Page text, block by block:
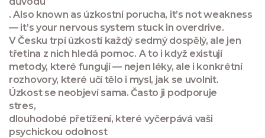
. Also known as úzkostní porucha, it’s not weakness
— it’s your nervous system stuck in overdrive.
V Česku trpí úzkostí každý sedmý dospělý, ale jen
třetina z nich hledá pomoc. A to i když existují
metody, které fungují — nejen léky, ale i konkrétní
rozhovory, které učí tělo i mysl, jak se uvolnit.
Úzkost se neobjeví sama. Často ji podporuje
stres,
dlouhodobé přetížení, které vyčerpává vaši
psychickou odolnost